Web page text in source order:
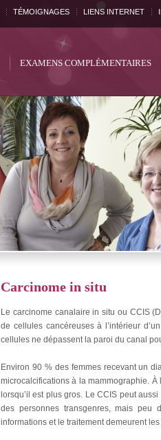
TÉMOIGNAGES LIENS INTERNET
EXAMENS COMPLÉMENTAIRES
Carcinome in situ
Le carcinome canalaire in situ ou CCIS
de cellules cancéreuses à l’intérieur
cellules ne dépassent la paroi du canal
Environ 90 % des femmes recevant un
microcalcifications à la mammographie. À
lorsqu’il est plus gros. Le CCIS peut
des personnes transgenres, mais peu
informations et le traitement demeurent